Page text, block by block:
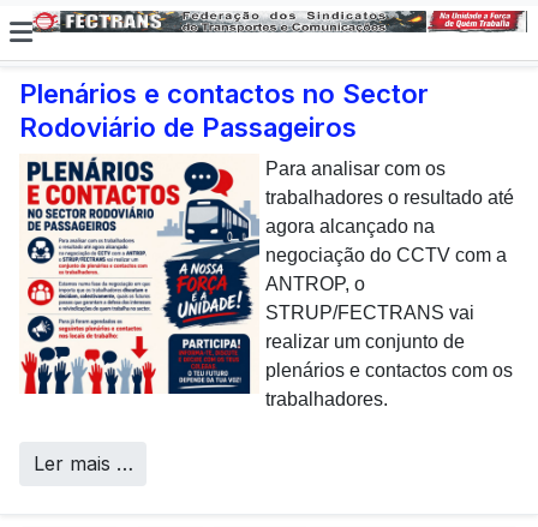
Plenários e contactos no Sector
Rodoviário de Passageiros
Para analisar com os
trabalhadores o resultado até
agora alcançado na
negociação do CCTV com a
ANTROP, o
STRUP/FECTRANS vai
realizar um conjunto de
plenários e contactos com os
trabalhadores.
Ler mais …
E não posso […] deixar de
dar uma nota de
agradecimento aos
colaboradores da CP que,
todos os dias, enfrentam com
sucesso os desafios
operacionais de manutenção
inerentes a uma frota tão
envelhecida.
Call Centers